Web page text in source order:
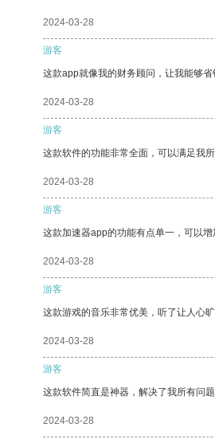
2024-03-28
游客
这款app就像我的财务顾问，让我能够省
2024-03-28
游客
这款软件的功能非常全面，可以满足我所
2024-03-28
游客
这款加速器app的功能有点单一，可以
2024-03-28
游客
这款游戏的音乐非常优美，听了让人心旷
2024-03-28
游客
这款软件简直是神器，解决了我所有问题
2024-03-28